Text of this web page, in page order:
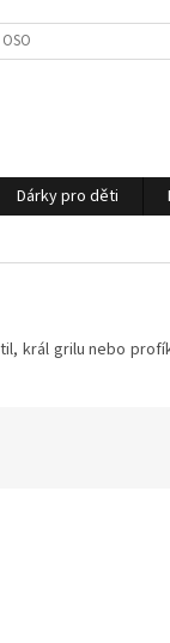
ÚDAJŮ
Dárky pro děti
král grilu nebo